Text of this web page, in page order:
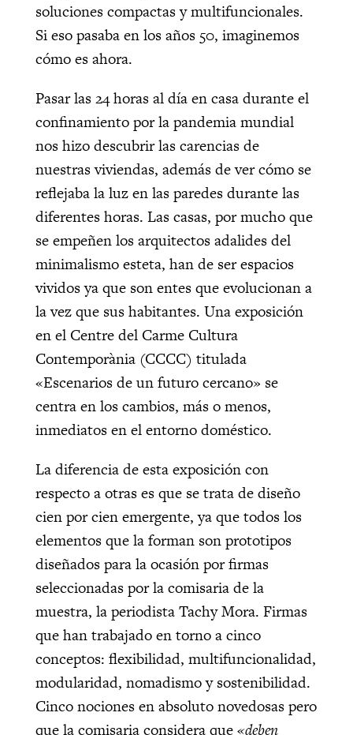
soluciones compactas y multifuncionales.
Si eso pasaba en los años 50, imaginemos
cómo es ahora.
Pasar las 24 horas al día en casa durante el
confinamiento por la pandemia mundial
nos hizo descubrir las carencias de
nuestras viviendas, además de ver cómo se
reflejaba la luz en las paredes durante las
diferentes horas. Las casas, por mucho que
se empeñen los arquitectos adalides del
minimalismo esteta, han de ser espacios
vividos ya que son entes que evolucionan a
la vez que sus habitantes. Una exposición
en el Centre del Carme Cultura
Contemporània (CCCC) titulada
«Escenarios de un futuro cercano» se
centra en los cambios, más o menos,
inmediatos en el entorno doméstico.
La diferencia de esta exposición con
respecto a otras es que se trata de diseño
cien por cien emergente, ya que todos los
elementos que la forman son prototipos
diseñados para la ocasión por firmas
seleccionadas por la comisaria de la
muestra, la periodista Tachy Mora. Firmas
que han trabajado en torno a cinco
conceptos: flexibilidad, multifuncionalidad,
modularidad, nomadismo y sostenibilidad.
Cinco nociones en absoluto novedosas pero
que la comisaria considera que«deben